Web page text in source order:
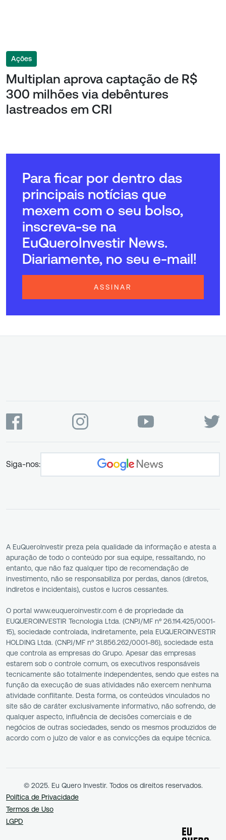
Ações
Multiplan aprova captação de R$
300 milhões via debêntures
lastreados em CRI
Para ficar por dentro das
principais notícias que
mexem com o seu bolso,
inscreva-se na
EuQueroInvestir News.
Diariamente, no seu e-mail!
ASSINAR
Siga-nos:
A EuQueroInvestir preza pela qualidade da informação e atesta a
apuração de todo o conteúdo por sua equipe, ressaltando, no
entanto, que não faz qualquer tipo de recomendação de
investimento, não se responsabiliza por perdas, danos (diretos,
indiretos e incidentais), custos e lucros cessantes.
O portal www.euqueroinvestir.com é de propriedade da
EUQUEROINVESTIR Tecnologia Ltda. (CNPJ/MF nº 26.114.425/0001-
15), sociedade controlada, indiretamente, pela EUQUEROINVESTIR
HOLDING Ltda. (CNPJ/MF nº 31.856.262/0001-86), sociedade esta
que controla as empresas do Grupo. Apesar das empresas
estarem sob o controle comum, os executivos responsáveis
tecnicamente são totalmente independentes, sendo que estes na
função da execução de suas atividades não exercem nenhuma
atividade conflitante. Desta forma, os conteúdos vinculados no
site são de caráter exclusivamente informativo, não sofrendo, de
qualquer aspecto, influência de decisões comerciais e de
negócios de outras sociedades, sendo os mesmos produzidos de
acordo com o juízo de valor e as convicções da equipe técnica.
© 2025. Eu Quero Investir. Todos os direitos reservados.
Política de Privacidade
Termos de Uso
LGPD